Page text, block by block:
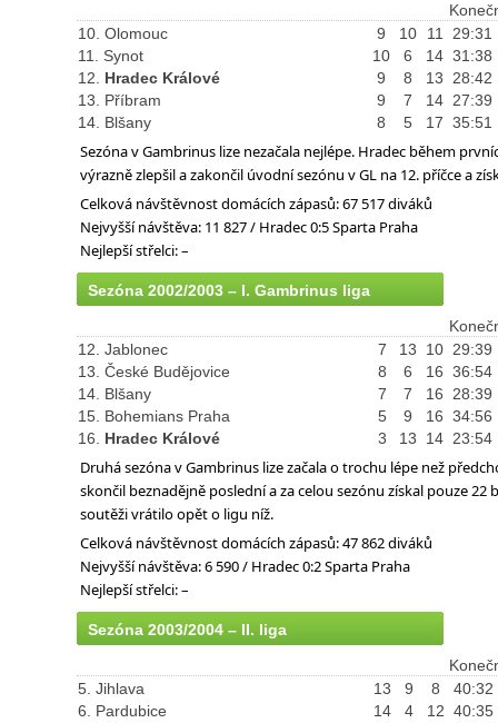
10. Olomouc
9 10 11
29:31
11. Synot
10 6 14 31:38
12. Hradec Králové 9 8 13
28:42
13. Příbram
9 7 14 27:39
14. Blšany
8 5 17 35:51
Sezóna v Gambrinus lize nezačala nejlépe. Hradec během
výrazně zlepšil a zakončil úvodní sezónu v GL na 12. příčce a
Celková návštěvnost domácích zápasů: 67 517 diváků
Nejvyšší návštěva: 11 827 / Hradec 0:5 Sparta Praha
Nejlepší střelci: –
Sezóna 2002/2003 – I. Gambrinus liga
12. Jablonec
7 13 10 29:39
13. České Budějovice
8 6 16 36:54
14. Blšany
7 7 16
28:39
15. Bohemians Praha
5 9 16 34:56
16. Hradec Králové 3 13 14 23:54
Druhá sezóna v Gambrinus lize začala o trochu lépe než
skončil beznadějně poslední a za celou sezónu získal pouze
soutěži vrátilo opět o ligu níž.
Celková návštěvnost domácích zápasů: 47 862 diváků
Nejvyšší návštěva: 6 590 / Hradec 0:2 Sparta Praha
Nejlepší střelci: –
Sezóna 2003/2004 – II. liga
5. Jihlava
13 9 8
40:32
6. Pardubice
14 4 12 40:35